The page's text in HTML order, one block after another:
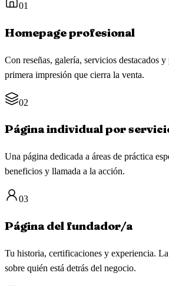
01
Homepage profesional
Con reseñas, galería, servicios destacados
primera impresión que cierra la venta.
02
Página individual por
Una página dedicada a áreas de práctica
beneficios y llamada a la acción.
03
Página del fundador/a
Tu historia, certificaciones y experiencia.
sobre quién está detrás del negocio.